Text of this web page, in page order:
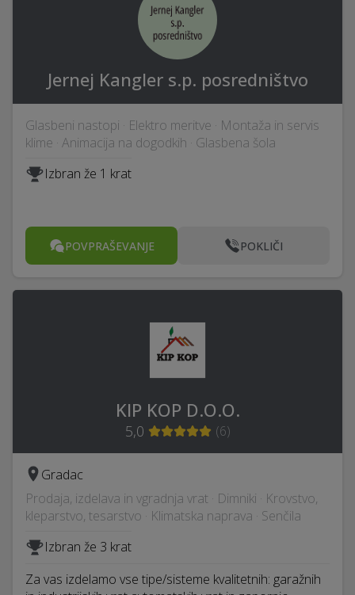
Jernej Kangler s.p. posredništvo
Glasbeni nastopi · Elektro meritve · Montaža in servis
klime · Animacija na dogodkih · Glasbena šola
Izbran že 1 krat
POVPRAŠEVANJE POKLIČI
KIP KOP D.O.O.
5,0 (6)
Gradac
Prodaja, izdelava in vgradnja vrat · Dimniki · Krovstvo,
kleparstvo, tesarstvo · Klimatska naprava · Senčila
Izbran že 3 krat
Za vas izdelamo vse tipe/sisteme kvalitetnih: garažnih